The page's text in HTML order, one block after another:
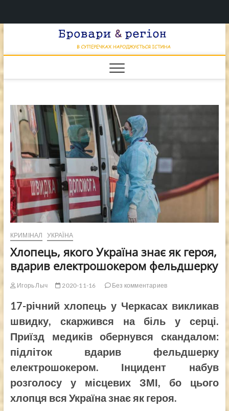
Перейти
&
НАРОДЖУЄТЬСЯ
КРИМІНАЛ УКРАЇНА
Хлопець, якого Україна знає як героя,
вдарив електрошокером фельдшерку
Игорь Лыч 2020-11-16 Без комментариев
17-річний хлопець у Черкасах викликав
швидку, скаржився на біль у серці.
Приїзд медиків обернувся скандалом:
підліток вдарив фельдшерку
електрошокером. Інцидент набув
розголосу у місцевих ЗМІ, бо цього
хлопця вся Україна знає як героя.